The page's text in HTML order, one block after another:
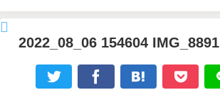
2022_08_06 154604 IMG_8891